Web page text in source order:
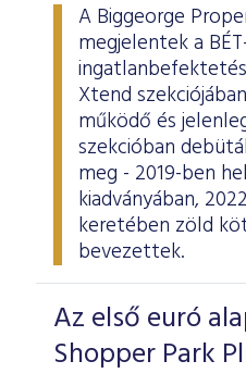
A Biggeorge
megjelentek a
Xtend
működő és
szekcióban
meg - 2019-ben
kiadványában,
keretében zöld
bevezettek.
Az első euró
Shopper Park